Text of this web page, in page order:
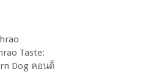
Taste:
Dog คอนด็